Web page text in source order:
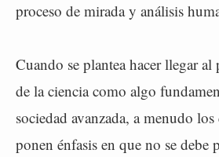
proceso de mirada y análisis
Cuando se plantea hacer llegar
de la ciencia como algo
sociedad avanzada, a menudo
ponen énfasis en que no se debe